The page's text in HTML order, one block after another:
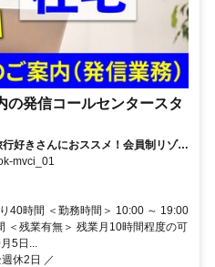
の発信コールセンタースタ
好きさんにおススメ！会員制リゾー
ーク◎月収34万円以上も可能！
mvci_01
40時間 ＜勤務時間＞ 10:00 ～ 19:00
＜残業有無＞ 残業月10時間程度の可
5日...
休2日 ／